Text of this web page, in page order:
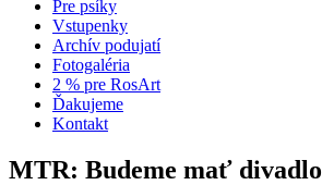
Pre psíky
Vstupenky
Archív podujatí
Fotogaléria
2 % pre RosArt
Ďakujeme
Kontakt
MTR: Budeme mať divadlo